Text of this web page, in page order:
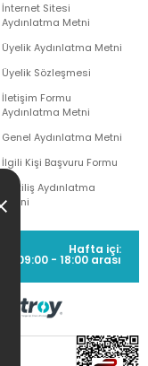
İnternet Sitesi
Aydınlatma Metni
Üyelik Aydınlatma Metni
Üyelik Sözleşmesi
İletişim Formu
Aydınlatma Metni
Genel Aydınlatma Metni
İlgili Kişi Başvuru Formu
Çekiliş Aydınlatma
Metni
Hafta içi:
09:00 - 18:00 arası